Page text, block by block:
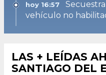
hoy 16:57
vehículo no
LAS + LEÍDAS
SANTIAGO DEL